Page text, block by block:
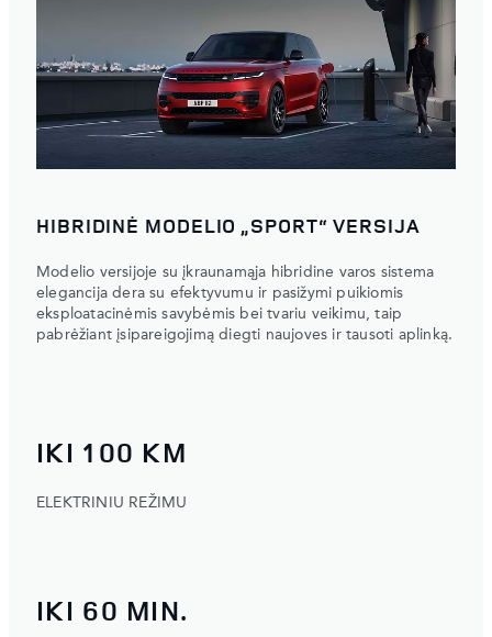
HIBRIDINĖ MODELIO „SPORT“ VERSIJA
Modelio versijoje su įkraunamąja hibridine varos sistema
elegancija dera su efektyvumu ir pasižymi puikiomis
eksploatacinėmis savybėmis bei tvariu veikimu, taip
pabrėžiant įsipareigojimą diegti naujoves ir tausoti aplinką.
IKI 100 KM
ELEKTRINIU REŽIMU
IKI 60 MIN.